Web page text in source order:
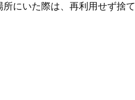
にいた際は、再利用せず捨て